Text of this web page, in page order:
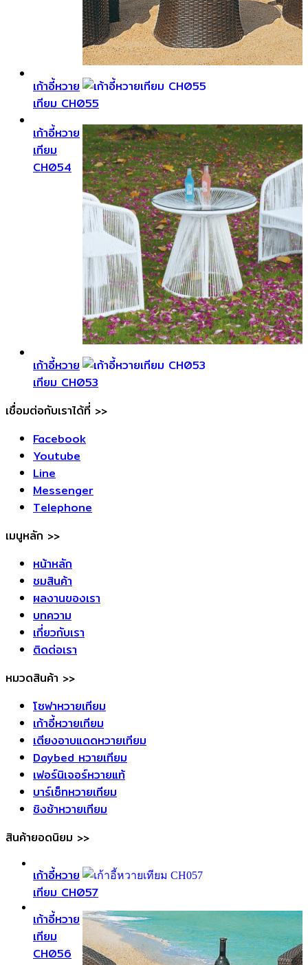
เก้าอี้หวาย
เทียม CH055
เก้าอี้หวาย
เทียม
CH054
เก้าอี้หวาย
เทียม CH053
เชื่อมต่อกับเราได้ที่ >>
Facebook
Youtube
Line
Messenger
Telephone
เมนูหลัก >>
หน้าหลัก
ชมสินค้า
ผลงานของเรา
บทความ
เกี่ยวกับเรา
ติดต่อเรา
หมวดสินค้า >>
โซฟาหวายเทียม
เก้าอี้หวายเทียม
เตียงอาบแดดหวายเทียม
Daybed หวายเทียม
เฟอร์นิเจอร์หวายแท้
บาร์เซ็ทหวายเทียม
ชิงช้าหวายเทียม
สินค้ายอดนิยม >>
เก้าอี้หวาย
เทียม CH057
เก้าอี้หวาย
เทียม
CH056